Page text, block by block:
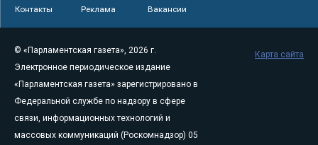
Контакты Реклама Вакансии
© «Парламентская газета», 2026 г.
Электронное периодическое издание
«Парламентская газета» зарегистрировано в
Федеральной службе по надзору в сфере
связи, информационных технологий и
массовых коммуникаций (Роскомнадзор) 05
Карта сайта